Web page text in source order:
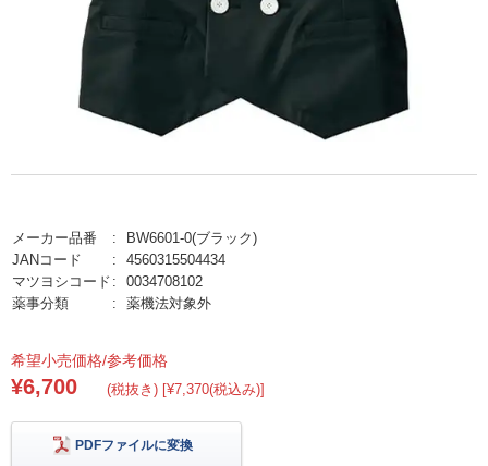
メーカー品番
BW6601-0(ブラック)
JANコード
4560315504434
マツヨシコード
0034708102
薬事分類
薬機法対象外
希望小売価格/参考価格
¥6,700 (税抜き) [¥7,370(税込み)]
PDFファイルに変換